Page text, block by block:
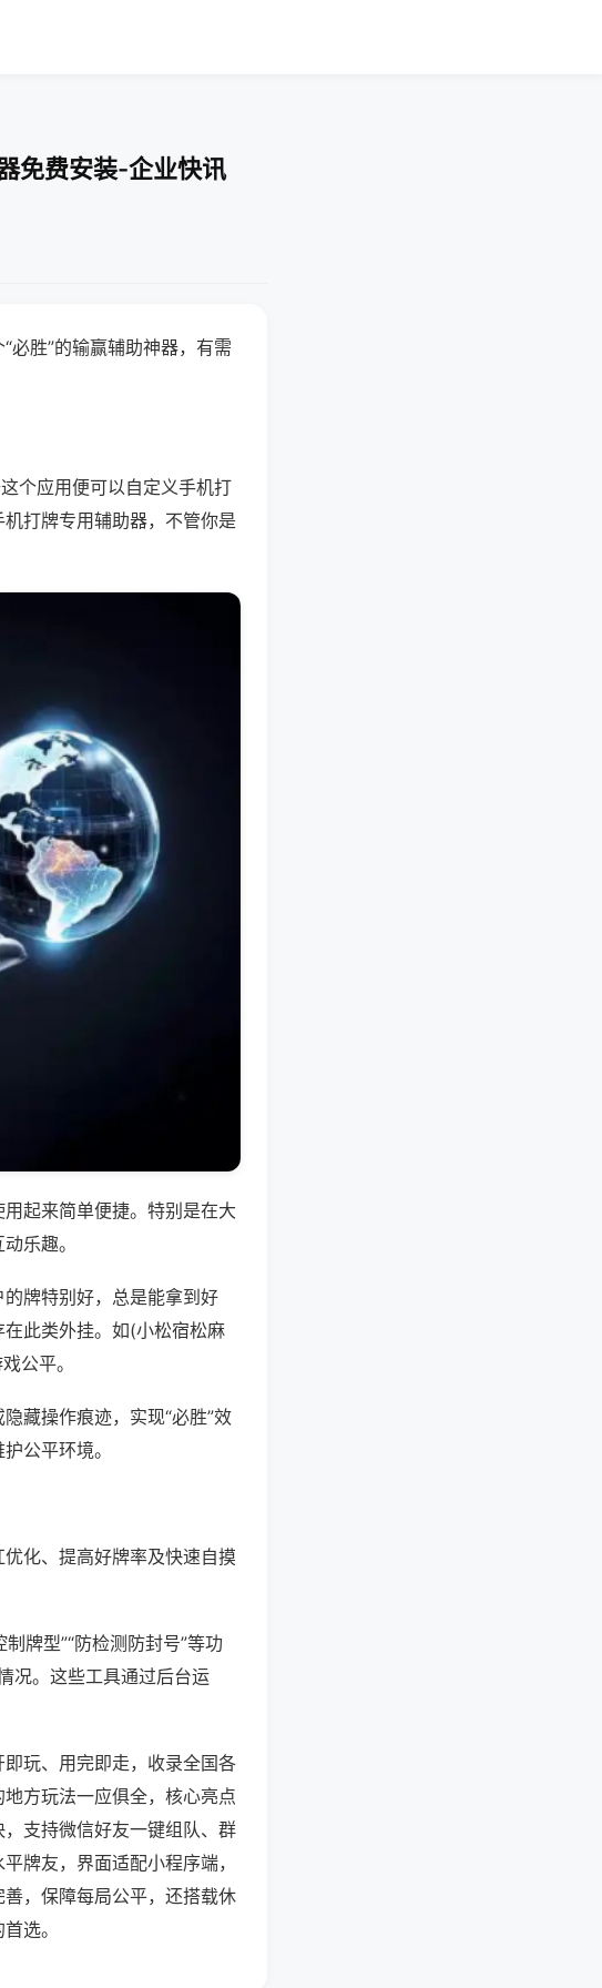
免费安装-企业快讯
必胜”的输赢辅助神器，有需
个应用便可以自定义手机打
打牌专用辅助器，不管你是
起来简单便捷。特别是在大
乐趣。
牌特别好，总是能拿到好
此类外挂。如(小松宿松麻
公平。
藏操作痕迹，实现“必胜”效
公平环境。
化、提高好牌率及快速自摸
牌型”“防检测防封号”等功
况。这些工具通过后台运
玩、用完即走，收录全国各
方玩法一应俱全，核心亮点
支持微信好友一键组队、群
牌友，界面适配小程序端，
，保障每局公平，还搭载休
选。